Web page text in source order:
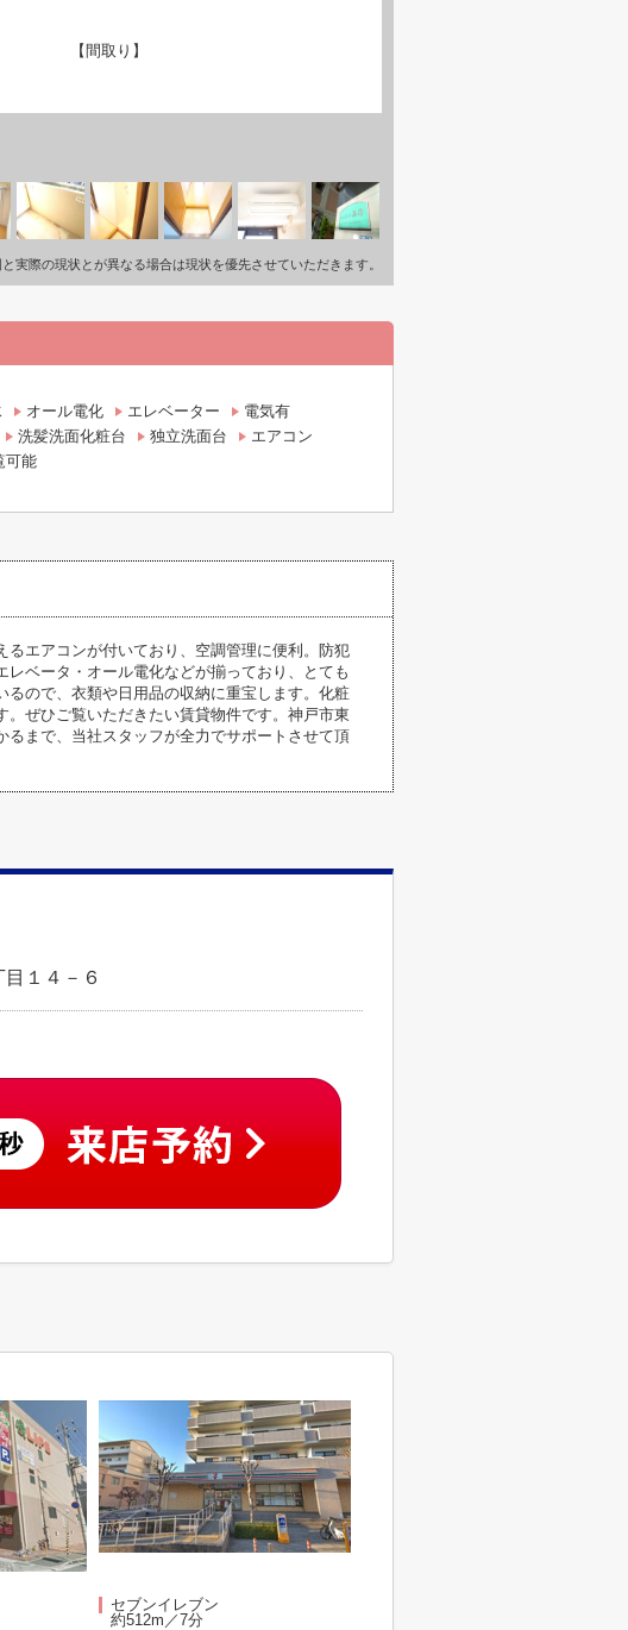
【間取り】
実際の現状とが異なる場合は現状を優先させていただきます。
オール電化 エレベーター
電気有
洗髪洗面化粧台 独立洗面台
エアコン
可能
エアコンが付いており、空調管理に便利。防犯
ベータ・オール電化などが揃っており、とても
ので、衣類や日用品の収納に重宝します。化粧
ぜひご覧いただきたい賃貸物件です。神戸市東
まで、当社スタッフが全力でサポートさせて頂
１４－６
セブンイレブン
約512m／7分